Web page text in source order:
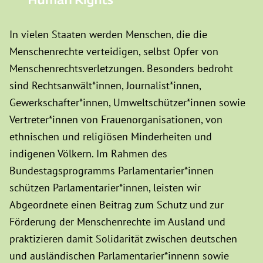
In vielen Staaten werden Menschen, die die
Menschenrechte verteidigen, selbst Opfer von
Menschenrechtsverletzungen. Besonders bedroht
sind Rechtsanwält*innen, Journalist*innen,
Gewerkschafter*innen, Umweltschützer*innen sowie
Vertreter*innen von Frauenorganisationen, von
ethnischen und religiösen Minderheiten und
indigenen Völkern. Im Rahmen des
Bundestagsprogramms Parlamentarier*innen
schützen Parlamentarier*innen, leisten wir
Abgeordnete einen Beitrag zum Schutz und zur
Förderung der Menschenrechte im Ausland und
praktizieren damit Solidarität zwischen deutschen
und ausländischen Parlamentarier*innenn sowie